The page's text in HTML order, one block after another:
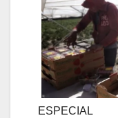
ESPECIAL